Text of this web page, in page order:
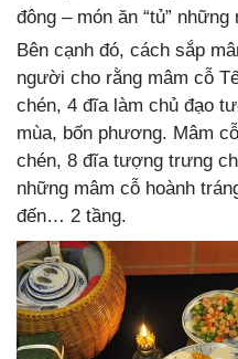
đông – món ăn “tủ”
Bên cạnh đó, cách sắp
người cho rằng mâm cỗ
chén, 4 đĩa làm chủ đạo
mùa, bốn phương. Mâm
chén, 8 đĩa tượng trưng
những mâm cỗ hoành
đến… 2 tầng.